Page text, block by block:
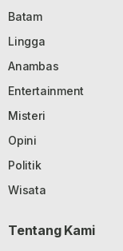
Batam
Lingga
Anambas
Entertainment
Misteri
Opini
Politik
Wisata
Tentang Kami